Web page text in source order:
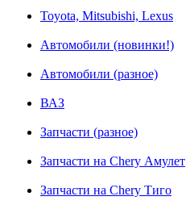
Toyota, Mitsubishi, Lexus
Автомобили (новинки!)
Автомобили (разное)
ВАЗ
Запчасти (разное)
Запчасти на Chery Амулет
Запчасти на Chery Тиго